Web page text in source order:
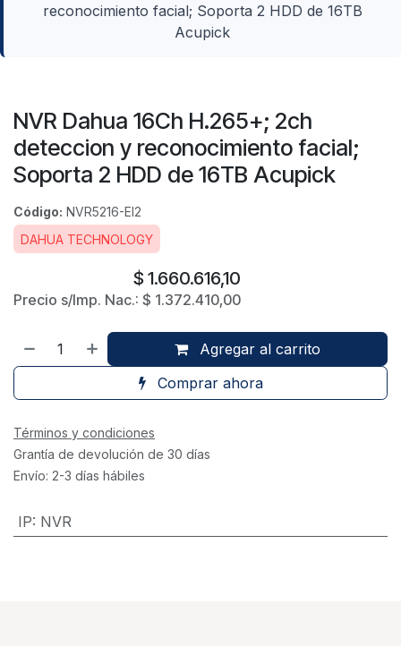
reconocimiento facial; Soporta 2 HDD de 16TB
Acupick
NVR Dahua 16Ch H.265+; 2ch
deteccion y reconocimiento facial;
Soporta 2 HDD de 16TB Acupick
Código: NVR5216-EI2
DAHUA TECHNOLOGY
$ 1.660.616,10
Precio s/Imp. Nac.: $ 1.372.410,00
Agregar al carrito
Comprar ahora
Términos y condiciones
Grantía de devolución de 30 días
Envío: 2-3 días hábiles
IP: NVR